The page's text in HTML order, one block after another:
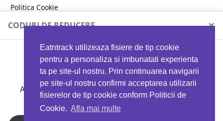
Eatntrack utilizeaza fisiere de tip cookie
pentru a personaliza si imbunatati experienta
ta pe site-ul nostru. Prin continuarea navigarii
pe site-ul nostru confirmi acceptarea utilizarii
fisierelor de tip cookie conform Politicii de
Cookie. Afla mai multe
Politica Cookie
Politica de confidențialitate
CODURI DE REDUCERE ×
MYPROTEIN
Ai 40%reducere la orice comandă folosind codul
EATTRACK